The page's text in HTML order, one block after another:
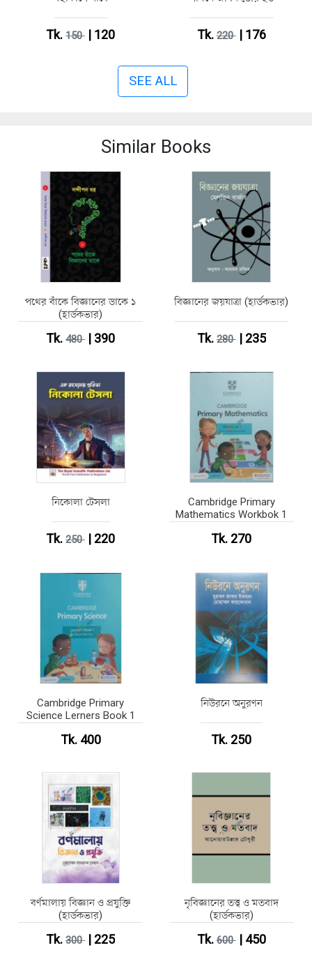
Tk.150| 120 Tk.220| 176
SEE ALL
Similar Books
পথের বাঁকে বিজ্ঞানের ডাকে ১
(হার্ডকভার)
Tk.480| 390
বিজ্ঞানের জয়যাত্রা (হার্ডকভার)
Tk.280| 235
নিকোলা টেসলা
Tk.250| 220
Cambridge Primary
Mathematics Workbok 1
Tk. 270
Cambridge Primary
Science Lerners Book 1
Tk. 400
নিউরনে অনুরণন
Tk. 250
বর্ণমালায় বিজ্ঞান ও প্রযুক্তি
(হার্ডকভার)
Tk.300| 225
নৃবিজ্ঞানের তত্ত্ব ও মতবাদ
(হার্ডকভার)
Tk.600| 450